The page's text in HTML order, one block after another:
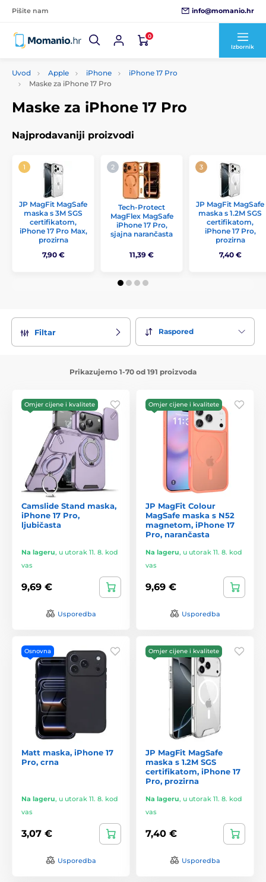
Pišite nam info@momanio.hr
0
Izbornik
Uvod Apple iPhone
iPhone 17 Pro
Maske za iPhone 17 Pro
Maske za iPhone 17 Pro
Najprodavaniji proizvodi
JP MagFit MagSafe
maska s 3M SGS
certifikatom,
iPhone 17 Pro Max,
prozirna
7,90 €
Tech-Protect
MagFlex MagSafe
iPhone 17 Pro,
sjajna narančasta
11,39 €
JP MagFit MagSafe
maska s 1.2M SGS
certifikatom,
iPhone 17 Pro,
prozirna
7,40 €
Filtar Raspored
Prikazujemo 1-70 od 191 proizvoda
Omjer cijene i kvalitete
Camslide Stand maska,
iPhone 17 Pro,
ljubičasta
Na lageru, u utorak 11. 8. kod
vas
9,69 €
Usporedba
Omjer cijene i kvalitete
JP MagFit Colour
MagSafe maska s N52
magnetom, iPhone 17
Pro, narančasta
Na lageru, u utorak 11. 8. kod
vas
9,69 €
Usporedba
Osnovna
Matt maska, iPhone 17
Pro, crna
Na lageru, u utorak 11. 8. kod
vas
3,07 €
Usporedba
Omjer cijene i kvalitete
JP MagFit MagSafe
maska s 1.2M SGS
certifikatom, iPhone 17
Pro, prozirna
Na lageru, u utorak 11. 8. kod
vas
7,40 €
Usporedba